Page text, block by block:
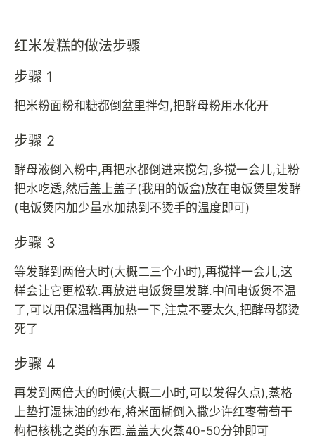
红米发糕的做法步骤
步骤 1
把米粉面粉和糖都倒盆里拌匀,把酵母粉用水化开
步骤 2
酵母液倒入粉中,再把水都倒进来搅匀,多搅一会儿,让粉
把水吃透,然后盖上盖子(我用的饭盒)放在电饭煲里发酵
(电饭煲内加少量水加热到不烫手的温度即可)
步骤 3
等发酵到两倍大时(大概二三个小时),再搅拌一会儿,这
样会让它更松软.再放进电饭煲里发酵.中间电饭煲不温
了,可以用保温档再加热一下,注意不要太久,把酵母都烫
死了
步骤 4
再发到两倍大的时候(大概二小时,可以发得久点),蒸格
上垫打湿抹油的纱布,将米面糊倒入撒少许红枣葡萄干
枸杞核桃之类的东西.盖盖大火蒸40-50分钟即可